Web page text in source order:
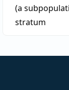
(a
stratum